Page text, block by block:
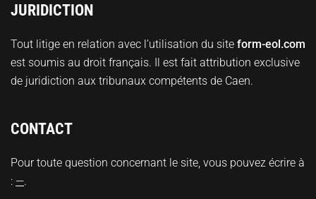
JURIDICTION
Tout litige en relation avec l’utilisation du site form-eol.com
est soumis au droit français. Il est fait attribution exclusive
de juridiction aux tribunaux compétents de Caen.
CONTACT
Pour toute question concernant le site, vous pouvez écrire à
: —.